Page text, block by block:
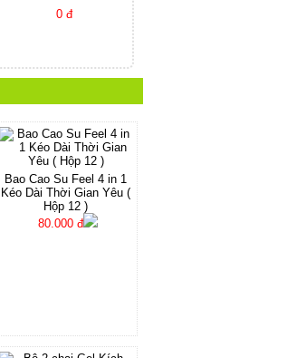
0 đ
Bao Cao Su Feel 4 in 1
Kéo Dài Thời Gian Yêu (
Hộp 12 )
80.000 đ